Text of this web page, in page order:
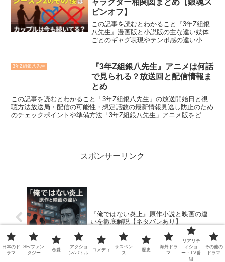
ャラクター相関図まとめ【銀魂ス
ピンオフ】
この記事を読むとわかること『3年Z組銀
八先生』漫画版と小説版の主な違い媒体
ごとのギャグ表現やテンポ感の違い小
スピンオフとして登場した学園パロディ
作品です。おなじみの...
3年Z組銀八先生
『3年Z組銀八先生』アニメは何話
で見られる？放送回と配信情報ま
とめ
この記事を読むとわかること「3年Z組銀八先生」の放送開始日と視
聴方法放送局・配信の可能性・想定話数の最新情報見逃し防止のため
のチェックポイントや準備方法「3年Z組銀八先生」アニメ版をどの
スポンサーリンク
『俺ではない炎上』原作小説と映画の違
いを徹底解説【ネタバレあり】
日本のド
ラマ
SF/ファン
タジー
恋愛
アクショ
ン/バトル
コメディ
サスペン
ス
歴史
海外ドラ
マ
リアリテ
ィショ
ー・TV番
組
その他の
ドラマ